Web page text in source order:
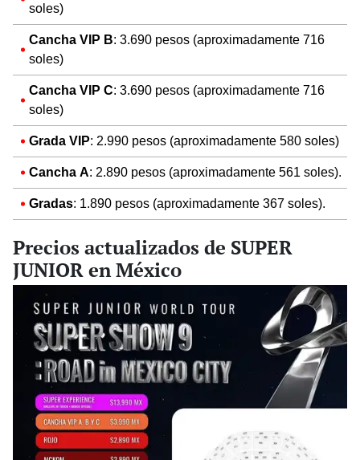
soles)
Cancha VIP B: 3.690 pesos (aproximadamente 716
soles)
Cancha VIP C: 3.690 pesos (aproximadamente 716
soles)
Grada VIP: 2.990 pesos (aproximadamente 580 soles)
Cancha A: 2.890 pesos (aproximadamente 561 soles).
Gradas: 1.890 pesos (aproximadamente 367 soles).
Precios actualizados de SUPER
JUNIOR en México